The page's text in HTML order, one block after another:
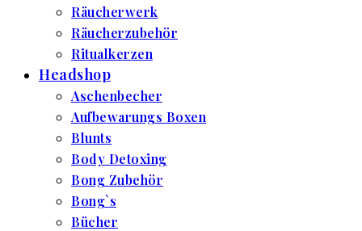
Räucherwerk
Räucherzubehör
Ritualkerzen
Headshop
Aschenbecher
Aufbewarungs Boxen
Blunts
Body Detoxing
Bong Zubehör
Bong`s
Bücher